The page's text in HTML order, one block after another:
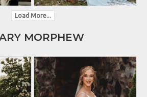
Load More...
MORPHEW